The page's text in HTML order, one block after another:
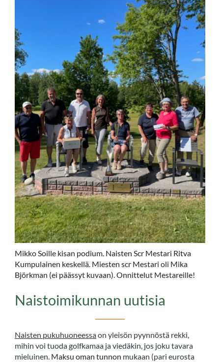
Mikko Soille kisan podium. Naisten Scr Mestari Ritva
Kumpulainen keskellä. Miesten scr Mestari oli Mika
Björkman (ei päässyt kuvaan). Onnittelut Mestareille!
Naistoimikunnan uutisia
Naisten pukuhuoneessaon yleisön pyynnöstä rekki,
mihin voi tuoda golfkamaa ja viedäkin, jos joku tavara
mieluinen. Maksu oman tunnon mukaan (pari eurosta